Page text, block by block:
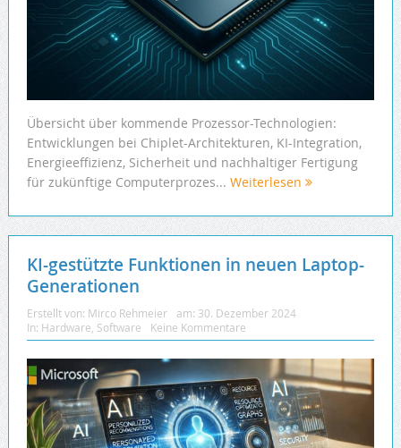
Übersicht über kommende Prozessor-Technologien:
Entwicklungen bei Chiplet-Architekturen, KI-Integration,
Energieeffizienz, Sicherheit und nachhaltiger Fertigung
für zukünftige Computerprozes... Weiterlesen
KI-gestützte Funktionen in neuen Laptop-
Generationen
Erstellt von: Mirco Rehmeier am: 30. Dezember 2024
In: Hardware Software Keine Kommentare